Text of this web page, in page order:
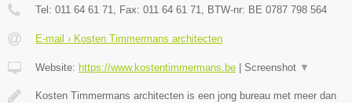
Tel: 011 64 61 71 , Fax: 011 64 61 71 , BTW-nr: BE 0787 798 564
E-mail › Kosten Timmermans architecten
Website: https://www.kostentimmermans.be Screenshot ▼
Kosten Timmermans architecten is een jong bureau met meer dan